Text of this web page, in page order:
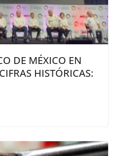
DE MÉXICO EN
HISTÓRICAS: